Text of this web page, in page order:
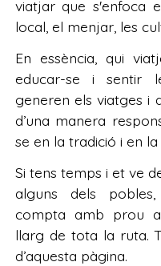
viatjar que s'enfoca
local, el menjar, les
En essència, qui
educar-se i sentir
generen els viatges i
d’una manera
se en la tradició i en
Si tens temps i et ve
alguns dels
compta amb prou
llarg de tota la ruta.
d’aquesta pàgina.